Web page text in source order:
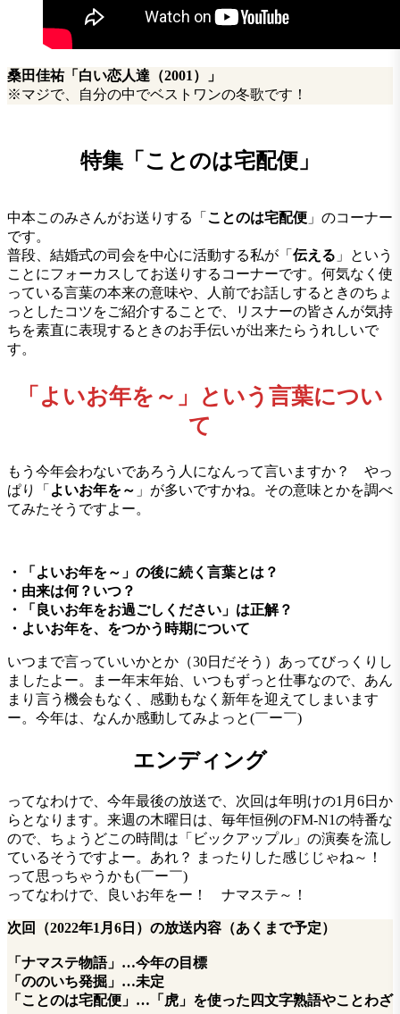
桑田佳祐「白い恋人達（2001）」
※マジで、自分の中でベストワンの冬歌です！
特集「ことのは宅配便」
中本このみさんがお送りする「 ことのは宅配便 」のコーナー
です。
普段、結婚式の司会を中心に活動する私が「 伝える 」という
ことにフォーカスしてお送りするコーナーです。何気なく使
っている言葉の本来の意味や、人前でお話しするときのちょ
っとしたコツをご紹介することで、リスナーの皆さんが気持
ちを素直に表現するときのお手伝いが出来たらうれしいで
す。
「よいお年を～」という言葉につい
て
もう今年会わないであろう人になんって言いますか？ やっ
ぱり「 よいお年を～ 」が多いですかね。その意味とかを調べ
てみたそうですよー。
・「よいお年を～」の後に続く言葉とは？
・由来は何？いつ？
・「良いお年をお過ごしください」は正解？
・よいお年を、をつかう時期について
いつまで言っていいかとか（30日だそう）あってびっくりし
ましたよー。まー年末年始、いつもずっと仕事なので、あん
まり言う機会もなく、感動もなく新年を迎えてしまいます
ー。今年は、なんか感動してみよっと(￣ー￣)
エンディング
ってなわけで、今年最後の放送で、次回は年明けの1月6日か
らとなります。来週の木曜日は、毎年恒例のFM-N1の特番な
ので、ちょうどこの時間は「ビックアップル」の演奏を流し
ているそうですよー。あれ？ まったりした感じじゃね～！
って思っちゃうかも(￣ー￣)
ってなわけで、良いお年をー！ ナマステ～！
次回（2022年1月6日）の放送内容（あくまで予定）
「ナマステ物語」…今年の目標
「ののいち発掘」…未定
「ことのは宅配便」…「虎」を使った四文字熟語やことわざ